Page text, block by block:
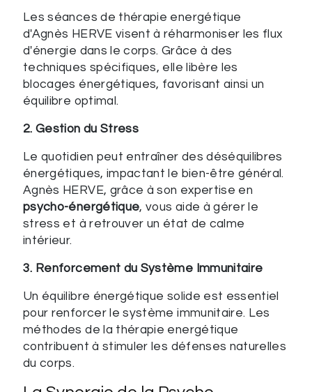
Les séances de thérapie energétique
d'Agnès HERVE visent à réharmoniser les flux
d'énergie dans le corps. Grâce à des
techniques spécifiques, elle libère les
blocages énergétiques, favorisant ainsi un
équilibre optimal.
2. Gestion du Stress
Le quotidien peut entraîner des déséquilibres
énergétiques, impactant le bien-être général.
Agnès HERVE, grâce à son expertise en
psycho-énergétique, vous aide à gérer le
stress et à retrouver un état de calme
intérieur.
3. Renforcement du Système Immunitaire
Un équilibre énergétique solide est essentiel
pour renforcer le système immunitaire. Les
méthodes de la thérapie energétique
contribuent à stimuler les défenses naturelles
du corps.